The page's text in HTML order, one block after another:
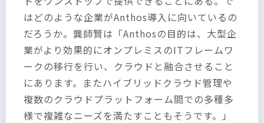
はどのような企業がAnthos導入に向いているの
だろうか。龔師賢は「Anthosの目的は、大型企
業がより効果的にオンプレミスのITフレームワ
ークの移行を行い、クラウドと融合させること
にあります。またハイブリッドクラウド管理や
複数のクラウドプラットフォーム間での多種多
様で複雑なニーズを満たすこともそうです。」